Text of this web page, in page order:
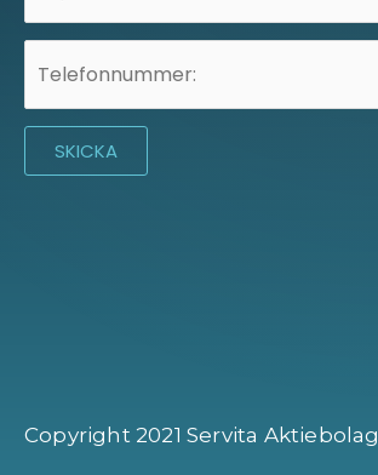
Copyright 2021 Servita Aktiebolag